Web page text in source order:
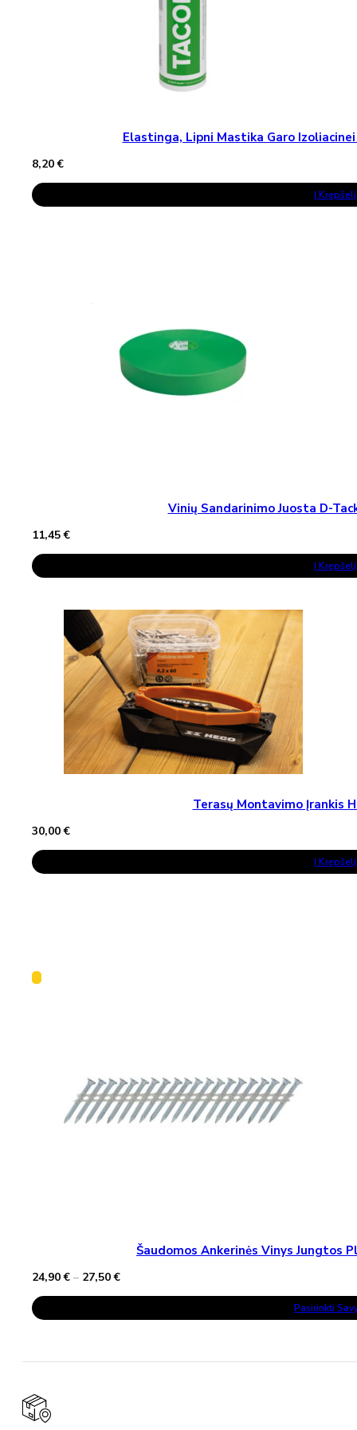
Elastinga, Lipni Mastika Garo Izoliacinei
8,20€
Į Krepšelį
Vinių Sandarinimo Juosta D-
11,45€
Į Krepšelį
Terasų Montavimo Įrankis
30,00€
Į Krepšelį
Šaudomos Ankerinės Vinys Jungtos
24,90€ – 27,50€Price
through
Pasirinkti
This
Product
Has
The
Be
Chosen
On